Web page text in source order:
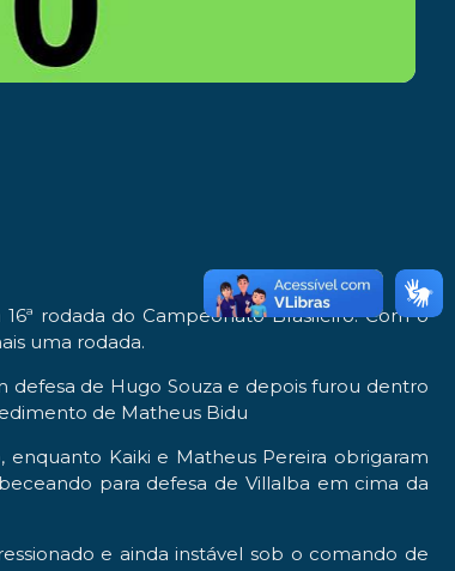
rodada do Campeonato Brasileiro. Com o
uma rodada.
de Hugo Souza e depois furou dentro
de Matheus Bidu
Kaiki e Matheus Pereira obrigaram
para defesa de Villalba em cima da
e ainda instável sob o comando de